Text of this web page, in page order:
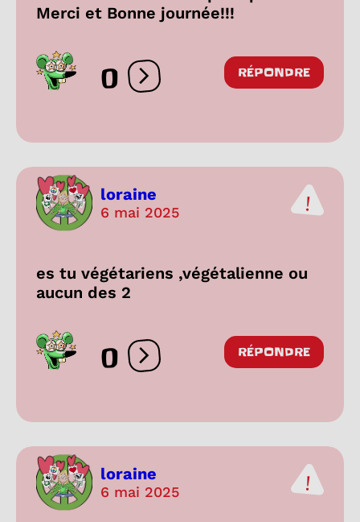
Merci et Bonne journée!!!
0 Ouvrir les réactions
RÉPONDRE
loraine
6 mai 2025
es tu végétariens ,végétalienne ou
aucun des 2
0 Ouvrir les réactions
RÉPONDRE
loraine
6 mai 2025